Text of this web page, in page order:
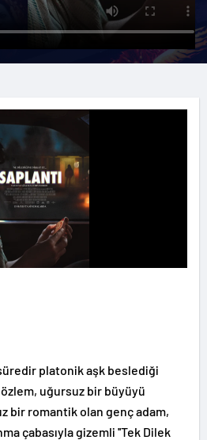
platonik aşk beslediği
uğursuz bir büyüyü
bir romantik olan genç adam,
çabasıyla gizemli ''Tek Dilek